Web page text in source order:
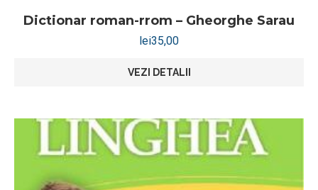
Dictionar roman-rrom – Gheorghe Sarau
lei35,00
VEZI DETALII